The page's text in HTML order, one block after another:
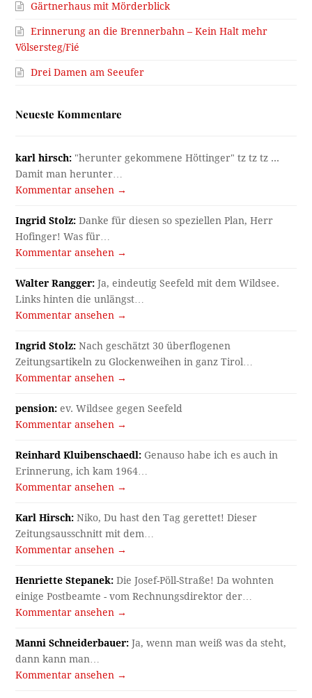
Gärtnerhaus mit Mörderblick
Erinnerung an die Brennerbahn – Kein Halt mehr
Völsersteg/Fié
Drei Damen am Seeufer
Neueste Kommentare
karl hirsch: "herunter gekommene Höttinger" tz tz tz ...
Damit man herunter…
Kommentar ansehen →
Ingrid Stolz: Danke für diesen so speziellen Plan, Herr
Hofinger! Was für…
Kommentar ansehen →
Walter Rangger: Ja, eindeutig Seefeld mit dem Wildsee.
Links hinten die unlängst…
Kommentar ansehen →
Ingrid Stolz: Nach geschätzt 30 überflogenen
Zeitungsartikeln zu Glockenweihen in ganz Tirol…
Kommentar ansehen →
pension: ev. Wildsee gegen Seefeld
Kommentar ansehen →
Reinhard Kluibenschaedl: Genauso habe ich es auch in
Erinnerung, ich kam 1964…
Kommentar ansehen →
Karl Hirsch: Niko, Du hast den Tag gerettet! Dieser
Zeitungsausschnitt mit dem…
Kommentar ansehen →
Henriette Stepanek: Die Josef-Pöll-Straße! Da wohnten
einige Postbeamte - vom Rechnungsdirektor der…
Kommentar ansehen →
Manni Schneiderbauer: Ja, wenn man weiß was da steht,
dann kann man…
Kommentar ansehen →